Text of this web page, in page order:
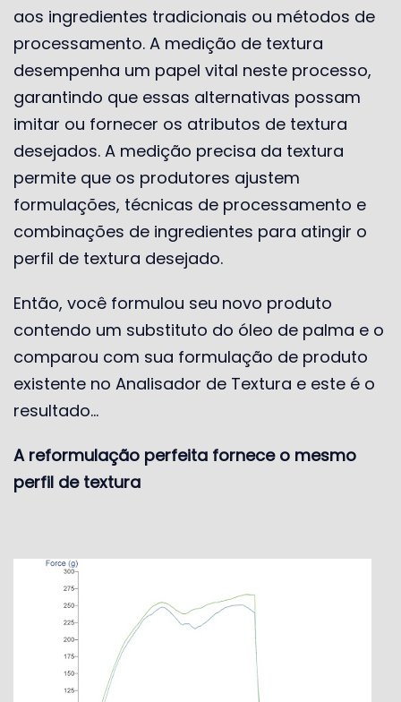
aos ingredientes tradicionais ou métodos de
processamento. A medição de textura
desempenha um papel vital neste processo,
garantindo que essas alternativas possam
imitar ou fornecer os atributos de textura
desejados. A medição precisa da textura
permite que os produtores ajustem
formulações, técnicas de processamento e
combinações de ingredientes para atingir o
perfil de textura desejado.
Então, você formulou seu novo produto
contendo um substituto do óleo de palma e o
comparou com sua formulação de produto
existente no Analisador de Textura e este é o
resultado…
A reformulação perfeita fornece o mesmo
perfil de textura